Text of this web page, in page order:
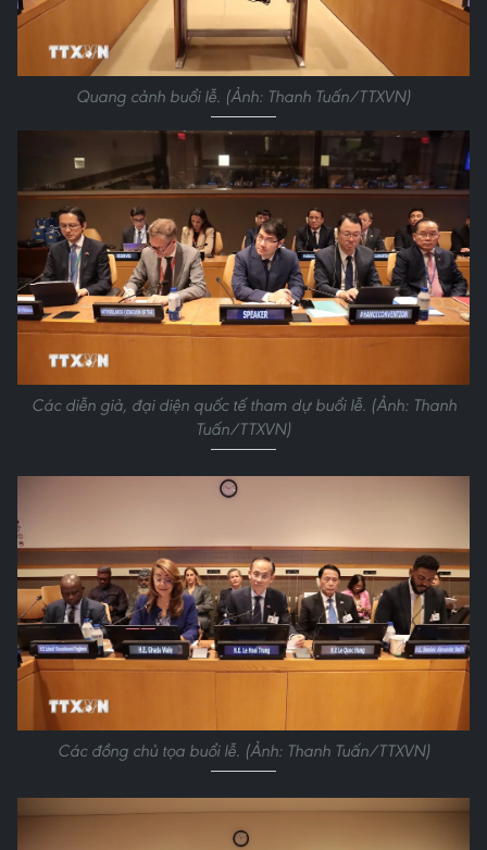
Quang cảnh buổi lễ. (Ảnh: Thanh Tuấn/TTXVN)
Các diễn giả, đại diện quốc tế tham dự buổi lễ. (Ảnh: Thanh
Tuấn/TTXVN)
Các đồng chủ tọa buổi lễ. (Ảnh: Thanh Tuấn/TTXVN)